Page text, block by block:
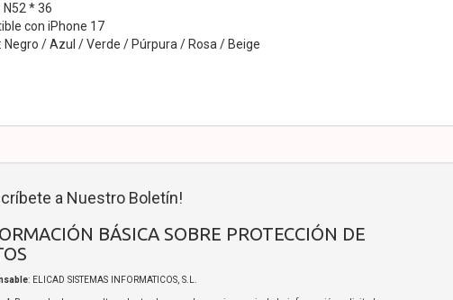
N52 * 36
con iPhone 17
Negro / Azul / Verde / Púrpura / Rosa / Beige
a Nuestro Boletín!
BÁSICA SOBRE PROTECCIÓN DE
: ELICAD SISTEMAS INFORMATICOS, S.L.